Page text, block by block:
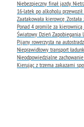
16-latek po alkoholu
Zaatakowała kierowcę. Została
Nieprawidłowy transport
Nieodpowiedzialne